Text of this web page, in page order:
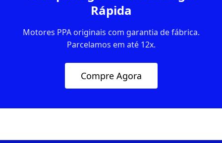
Rápida
Motores PPA originais com garantia de fábrica.
Parcelamos em até 12x.
Compre Agora